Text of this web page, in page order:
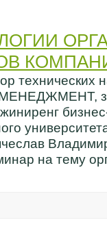
технических
МЕНЕДЖМЕНТ,
на тему